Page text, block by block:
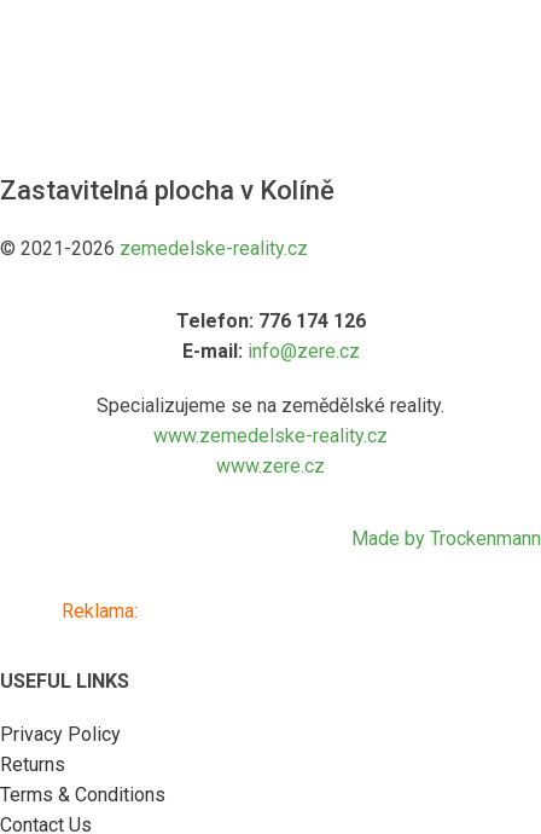
Zastavitelná plocha v Kolíně
© 2021-2026 zemedelske-reality.cz
Telefon: 776 174 126
E-mail: info@zere.cz
Specializujeme se na zemědělské reality.
www.zemedelske-reality.cz
www.zere.cz
Made by Trockenmann
Reklama:
USEFUL LINKS
Privacy Policy
Returns
Terms & Conditions
Contact Us